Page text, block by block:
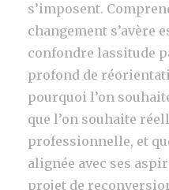
s’imposent.
changement s’avère
confondre lassitude
profond de
pourquoi l’on
que l’on souhaite
professionnelle, et
alignée avec ses
projet de